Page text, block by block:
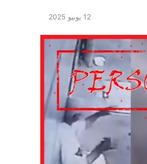
12 يونيو 2025